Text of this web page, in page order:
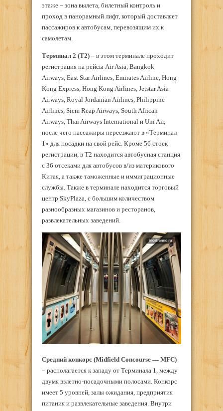
этаже – зона вылета, билетный контроль и
проход в панорамный лифт, который доставляет
пассажиров к автобусам, перевозящим их к
самолетам.
Терминал 2 (Т2) – в этом терминале проходит
регистрация на рейсы Air Asia, Bangkok
Airways, East Star Airlines, Emirates Airline, Hong
Kong Express, Hong Kong Airlines, Jetstar Asia
Airways, Royal Jordanian Airlines, Philippine
Airlines, Siem Reap Airways, South African
Airways, Thai Airways International и Uni Air,
после чего пассажиры переезжают в «Терминал
1» для посадки на свой рейс. Кроме 56 стоек
регистрации, в T2 находится автобусная станция
с 36 отсеками для автобусов в/из материкового
Китая, а также таможенные и иммиграционные
службы. Также в терминале находится торговый
центр SkyPlaza, с большим количеством
разнообразных магазинов и ресторанов,
развлекательных заведений.
Средний конкорс (Midfield Concourse — MFC)
– располагается к западу от Tерминала 1, между
двумя взлетно-посадочными полосами. Конкорс
имеет 5 уровней, залы ожидания, предприятия
питания и развлекательные заведения. Внутри